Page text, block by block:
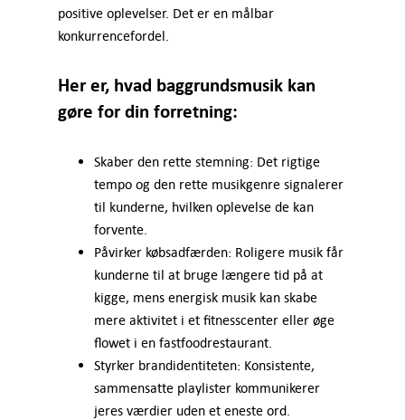
positive oplevelser. Det er en målbar
konkurrencefordel.
Her er, hvad baggrundsmusik kan
gøre for din forretning:
Skaber den rette stemning: Det rigtige
tempo og den rette musikgenre signalerer
til kunderne, hvilken oplevelse de kan
forvente.
Påvirker købsadfærden: Roligere musik får
kunderne til at bruge længere tid på at
kigge, mens energisk musik kan skabe
mere aktivitet i et fitnesscenter eller øge
flowet i en fastfoodrestaurant.
Styrker brandidentiteten: Konsistente,
sammensatte playlister kommunikerer
jeres værdier uden et eneste ord.